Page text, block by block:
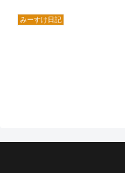
みーすけ日記